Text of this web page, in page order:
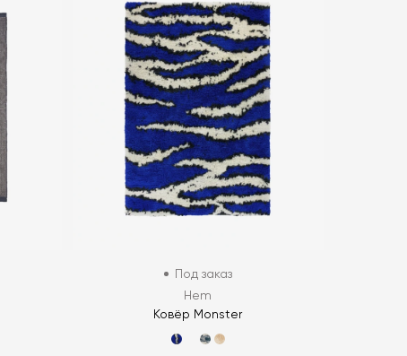
Под заказ
Hem
Ковёр Monster